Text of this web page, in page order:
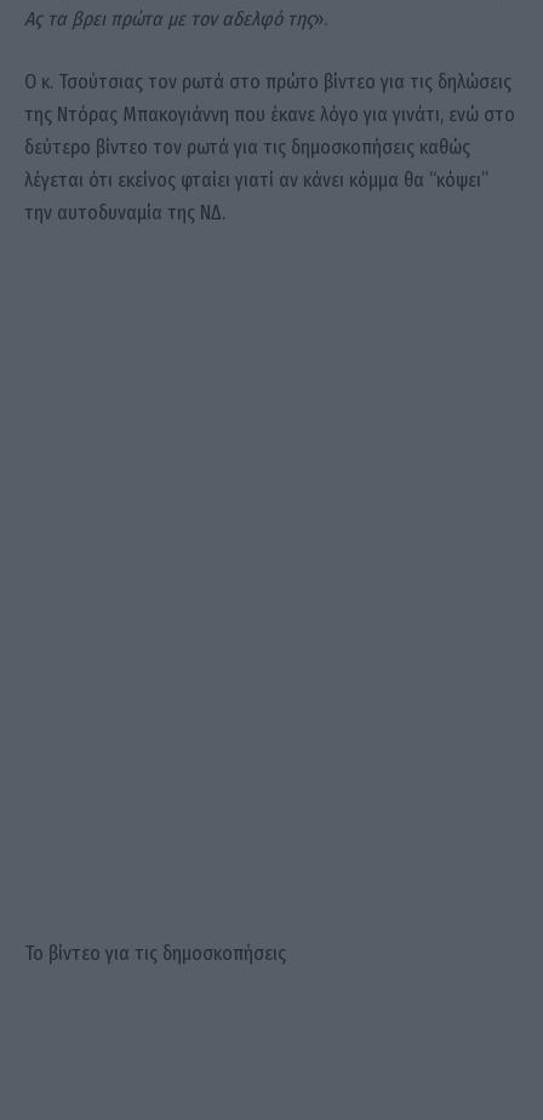
Ας τα βρει πρώτα με τον αδελφό της».
Ο κ. Τσούτσιας τον ρωτά στο πρώτο βίντεο για τις δηλώσεις
της Ντόρας Μπακογιάννη που έκανε λόγο για γινάτι, ενώ στο
δεύτερο βίντεο τον ρωτά για τις δημοσκοπήσεις καθώς
λέγεται ότι εκείνος φταίει γιατί αν κάνει κόμμα θα “κόψει”
την αυτοδυναμία της ΝΔ.
Το βίντεο για τις δημοσκοπήσεις